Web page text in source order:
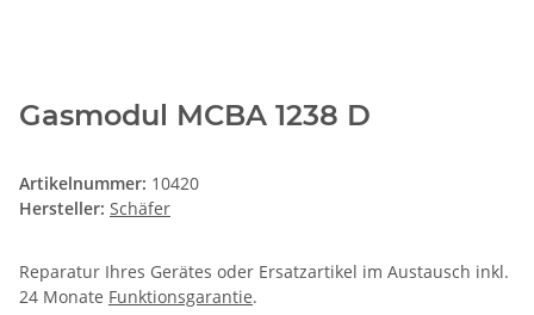
Gasmodul MCBA 1238 D
Artikelnummer: 10420
Hersteller: Schäfer
Reparatur Ihres Gerätes oder Ersatzartikel im Austausch inkl.
24 Monate Funktionsgarantie.